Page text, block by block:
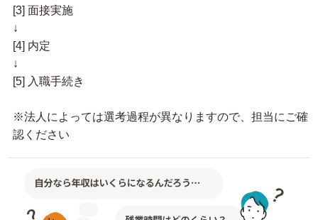
[3] 面接実施
↓
[4] 内定
↓
[5] 入職手続き
※法人によっては選考過程が異なりますので、担当にご確
認ください